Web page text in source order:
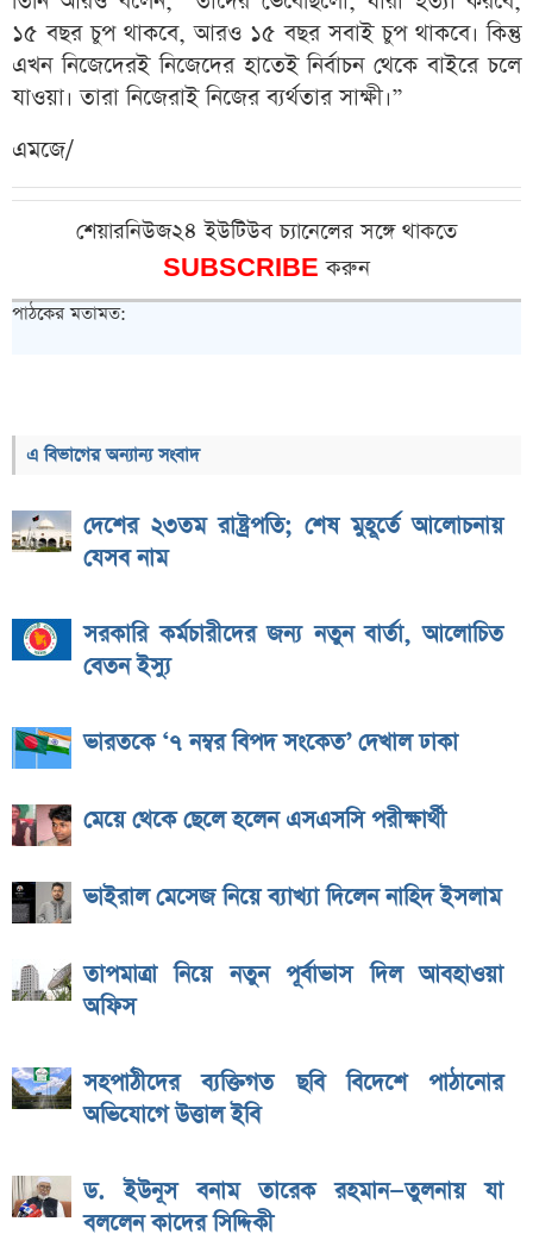
১৫ বছর চুপ থাকবে, আরও ১৫ বছর সবাই চুপ থাকবে। কিন্তু
এখন নিজেদেরই নিজেদের হাতেই নির্বাচন থেকে বাইরে চলে
যাওয়া। তারা নিজেরাই নিজের ব্যর্থতার সাক্ষী।”
এমজে/
শেয়ারনিউজ২৪ ইউটিউব চ্যানেলের সঙ্গে থাকতে
SUBSCRIBEকরুন
পাঠকের মতামত:
এ বিভাগের অন্যান্য সংবাদ
দেশের ২৩তম রাষ্ট্রপতি; শেষ মুহূর্তে আলোচনায়
যেসব নাম
সরকারি কর্মচারীদের জন্য নতুন বার্তা, আলোচিত
বেতন ইস্যু
ভারতকে ‘৭ নম্বর বিপদ সংকেত’ দেখাল ঢাকা
মেয়ে থেকে ছেলে হলেন এসএসসি পরীক্ষার্থী
ভাইরাল মেসেজ নিয়ে ব্যাখ্যা দিলেন নাহিদ ইসলাম
তাপমাত্রা নিয়ে নতুন পূর্বাভাস দিল আবহাওয়া
অফিস
সহপাঠীদের ব্যক্তিগত ছবি বিদেশে পাঠানোর
অভিযোগে উত্তাল ইবি
ড. ইউনূস বনাম তারেক রহমান—তুলনায় যা
বললেন কাদের সিদ্দিকী